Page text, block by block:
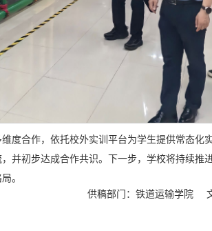
合作，依托校外实训平台为学生提供常态化
并初步达成合作共识。下一步，学校将持续
。
供稿部门：铁道运输学院